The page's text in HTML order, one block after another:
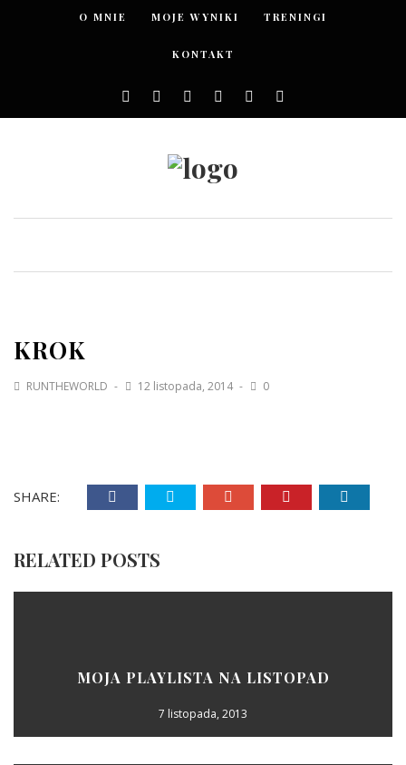
O MNIE MOJE WYNIKI TRENINGI
KONTAKT
KROK
RUNTHEWORLD 12 listopada, 2014 0
SHARE:
RELATED POSTS
MOJA PLAYLISTA NA LISTOPAD
7 listopada, 2013